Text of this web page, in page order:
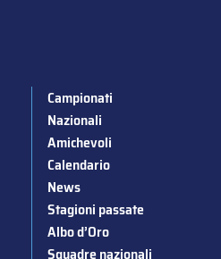
Campionati
Nazionali
Amichevoli
Calendario
News
Stagioni passate
Albo d’Oro
Squadre nazionali